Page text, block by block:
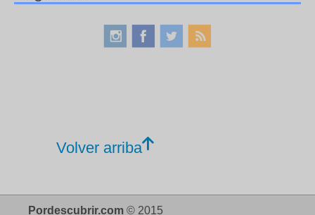
Volver arriba
Pordescubrir.com © 2015